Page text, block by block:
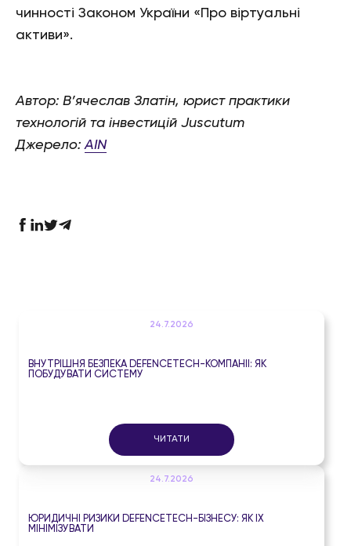
чинності Законом України «Про віртуальні
активи».
Автор: В’ячеслав Златін, юрист практики
технологій та інвестицій Juscutum
Джерело:AIN
24.7.2026
ВНУТРІШНЯ БЕЗПЕКА DEFENCETECH-КОМПАНІЇ: ЯК
ПОБУДУВАТИ СИСТЕМУ
ЧИТАТИ
24.7.2026
ЮРИДИЧНІ РИЗИКИ DEFENCETECH-БІЗНЕСУ: ЯК ЇХ
МІНІМІЗУВАТИ